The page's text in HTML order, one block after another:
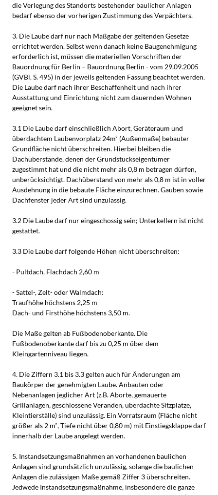
die Verlegung des Standorts bestehender baulicher Anlagen
bedarf ebenso der vorherigen Zustimmung des Verpächters.
3. Die Laube darf nur nach Maßgabe der geltenden Gesetze
errichtet werden. Selbst wenn danach keine Baugenehmigung
erforderlich ist, müssen die materiellen Vorschriften der
Bauordnung für Berlin – Bauordnung Berlin - vom 29.09.2005
(GVBl. S. 495) in der jeweils geltenden Fassung beachtet werden.
Die Laube darf nach ihrer Beschaffenheit und nach ihrer
Ausstattung und Einrichtung nicht zum dauernden Wohnen
geeignet sein.
3.1 Die Laube darf einschließlich Abort, Geräteraum und
überdachtem Laubenvorplatz 24m² (Außenmaße) bebauter
Grundfläche nicht überschreiten. Hierbei bleiben die
Dachüberstände, denen der Grundstückseigentümer
zugestimmt hat und die nicht mehr als 0,8 m betragen dürfen,
unberücksichtigt. Dachüberstand von mehr als 0,8 m ist in voller
Ausdehnung in die bebaute Fläche einzurechnen. Gauben sowie
Dachfenster jeder Art sind unzulässig.
3.2 Die Laube darf nur eingeschossig sein; Unterkellern ist nicht
gestattet.
3.3 Die Laube darf folgende Höhen nicht überschreiten:
- Pultdach, Flachdach 2,60 m
- Sattel-, Zelt- oder Walmdach:
Traufhöhe höchstens 2,25 m
Dach- und Firsthöhe höchstens 3,50 m.
Die Maße gelten ab Fußbodenoberkante. Die
Fußbodenoberkante darf bis zu 0,25 m über dem
Kleingartenniveau liegen.
4. Die Ziffern 3.1 bis 3.3 gelten auch für Änderungen am
Baukörper der genehmigten Laube. Anbauten oder
Nebenanlagen jeglicher Art (z.B. Aborte, gemauerte
Grillanlagen, geschlossene Veranden, überdachte Sitzplätze,
Kleintierställe) sind unzulässig. Ein Vorratsraum (Fläche nicht
größer als 2 m², Tiefe nicht über 0,80 m) mit Einstiegsklappe darf
innerhalb der Laube angelegt werden.
5. Instandsetzungsmaßnahmen an vorhandenen baulichen
Anlagen sind grundsätzlich unzulässig, solange die baulichen
Anlagen die zulässigen Maße gemäß Ziffer 3 überschreiten.
Jedwede Instandsetzungsmaßnahme, insbesondere die ganze